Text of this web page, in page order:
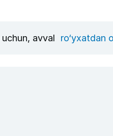
avval ro‘yxatdan